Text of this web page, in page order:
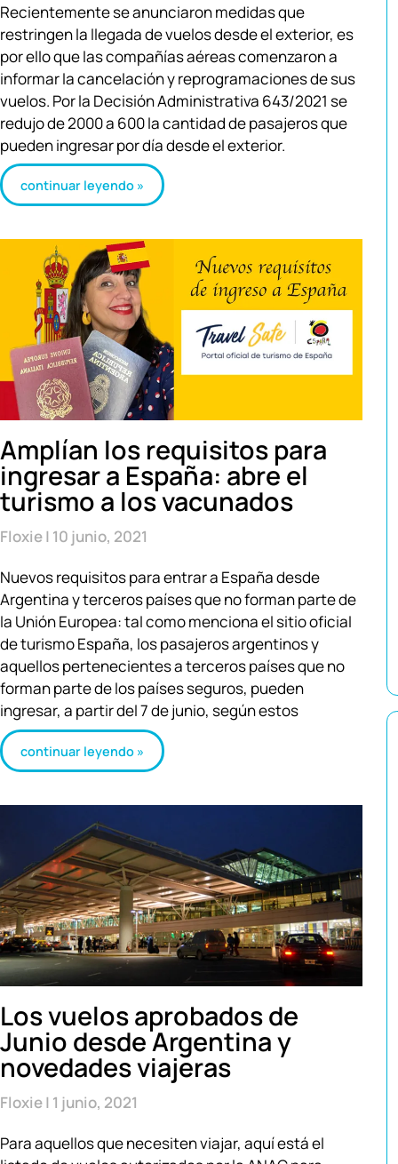
Recientemente se anunciaron medidas que
restringen la llegada de vuelos desde el exterior, es
por ello que las compañías aéreas comenzaron a
informar la cancelación y reprogramaciones de sus
vuelos. Por la Decisión Administrativa 643/2021 se
redujo de 2000 a 600 la cantidad de pasajeros que
pueden ingresar por día desde el exterior.
continuar leyendo »
Amplían los requisitos para
ingresar a España: abre el
turismo a los vacunados
Floxie 10 junio, 2021
Nuevos requisitos para entrar a España desde
Argentina y terceros países que no forman parte de
la Unión Europea: tal como menciona el sitio oficial
de turismo España, los pasajeros argentinos y
aquellos pertenecientes a terceros países que no
forman parte de los países seguros, pueden
ingresar, a partir del 7 de junio, según estos
continuar leyendo »
Los vuelos aprobados de
Junio desde Argentina y
novedades viajeras
Floxie 1 junio, 2021
Para aquellos que necesiten viajar, aquí está el